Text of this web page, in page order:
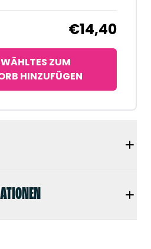
€14,40
ZUM
HINZUFÜGEN